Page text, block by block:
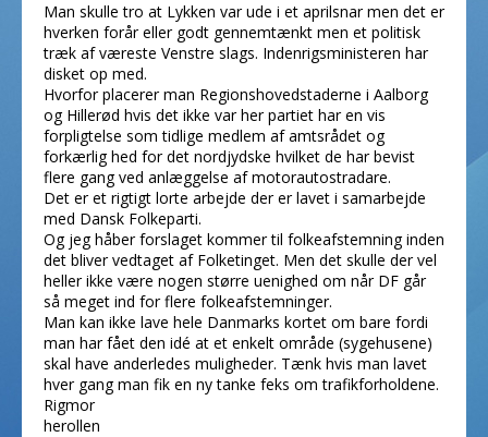
Man skulle tro at Lykken var ude i et aprilsnar men det er
hverken forår eller godt gennemtænkt men et politisk
træk af væreste Venstre slags. Indenrigsministeren har
disket op med.
Hvorfor placerer man Regionshovedstaderne i Aalborg
og Hillerød hvis det ikke var her partiet har en vis
forpligtelse som tidlige medlem af amtsrådet og
forkærlig hed for det nordjydske hvilket de har bevist
flere gang ved anlæggelse af motorautostradare.
Det er et rigtigt lorte arbejde der er lavet i samarbejde
med Dansk Folkeparti.
Og jeg håber forslaget kommer til folkeafstemning inden
det bliver vedtaget af Folketinget. Men det skulle der vel
heller ikke være nogen større uenighed om når DF går
så meget ind for flere folkeafstemninger.
Man kan ikke lave hele Danmarks kortet om bare fordi
man har fået den idé at et enkelt område (sygehusene)
skal have anderledes muligheder. Tænk hvis man lavet
hver gang man fik en ny tanke feks om trafikforholdene.
Rigmor
herollen